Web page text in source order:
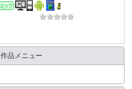
コミック
作品メニュー